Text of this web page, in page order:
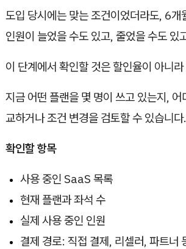
도입 당시에는 맞는 조건이었더라도, 6
인원이 늘었을 수도 있고, 줄었을 수도 있
이 단계에서 확인할 것은 할인율이 아니
지금 어떤 플랜을 몇 명이 쓰고 있는지,
교하거나 조건 변경을 검토할 수 있습니다.
확인할 항목
사용 중인 SaaS 목록
현재 플랜과 좌석 수
실제 사용 중인 인원
결제 경로: 직접 결제, 리셀러, 파트너